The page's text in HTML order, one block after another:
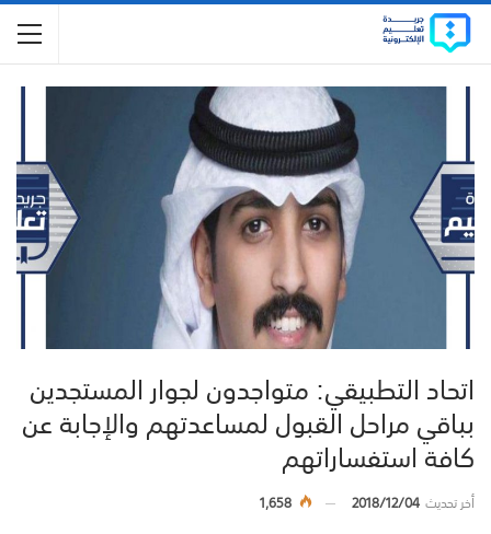
اتحاد التطبيقي: متواجدون لجوار المستجدين
بباقي مراحل القبول لمساعدتهم والإجابة عن
كافة استفساراتهم
أخر تحديث2018/12/04
1,658